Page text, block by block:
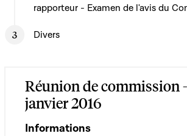
rapporteur - Examen de l'avis du
Divers
Réunion de commission
janvier 2016
Informations